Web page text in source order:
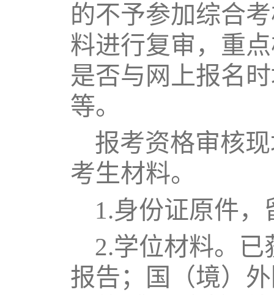
的不予参加综合
料进行复审，重
是否与网上报名
等。
报考资格审核
考生材料。
1.身份证原件，
2.学位材料。
报告；国（境）